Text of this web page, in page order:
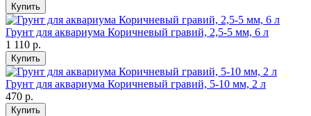
Купить
Грунт для аквариума Коричневый гравий, 2,5-5 мм, 6 л
1 110 р.
Купить
Грунт для аквариума Коричневый гравий, 5-10 мм, 2 л
470 р.
Купить